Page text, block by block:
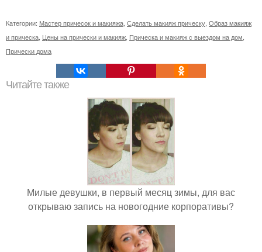
Категории: Мастер причесок и макияжа, Сделать макияж прическу, Образ макияж
и прическа, Цены на прически и макияж, Прическа и макияж с выездом на дом,
Прически дома
Читайте также
Милые девушки, в первый месяц зимы, для вас
открываю запись на новогодние корпоративы?